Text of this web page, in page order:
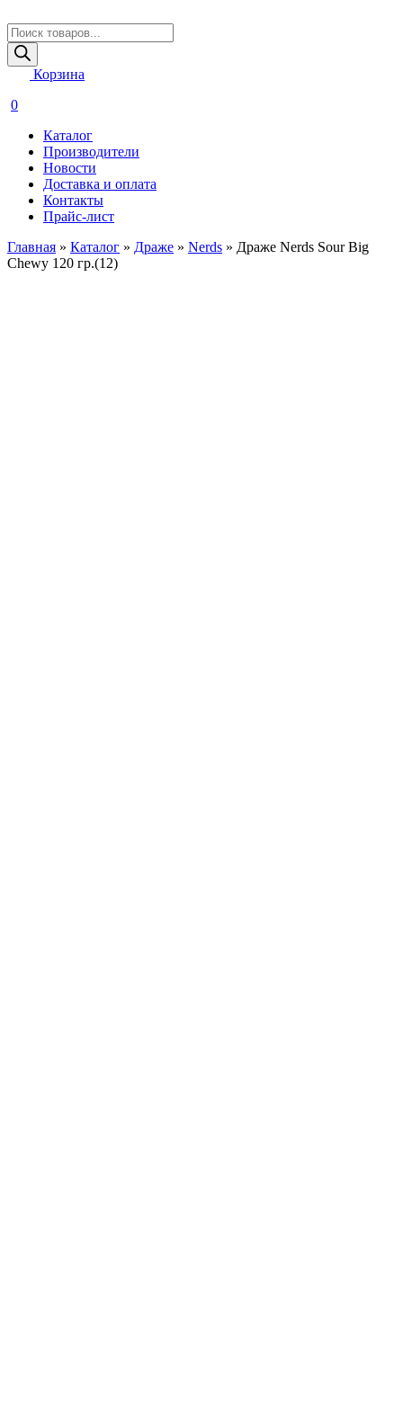
Поиск
товаров
Корзина
0
Каталог
Производители
Новости
Доставка и оплата
Контакты
Прайс-лист
Главная » Каталог » Драже » Nerds » Драже Nerds Sour Big
Chewy 120 гр.(12)